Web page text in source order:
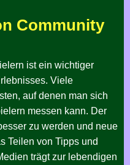
Community
ist ein wichtiger
Viele
auf denen man sich
messen kann. Der
zu werden und neue
Teilen von Tipps und
trägt zur lebendigen